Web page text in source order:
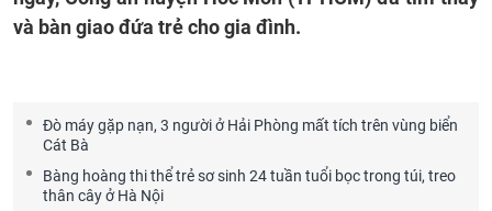
và bàn giao đứa trẻ cho gia đình.
Đò máy gặp nạn, 3 người ở Hải Phòng mất tích trên vùng biển
Cát Bà
Bàng hoàng thi thể trẻ sơ sinh 24 tuần tuổi bọc trong túi, treo
thân cây ở Hà Nội